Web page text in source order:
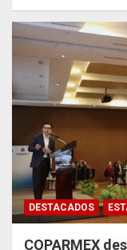
DESTACADOS
COPARMEX